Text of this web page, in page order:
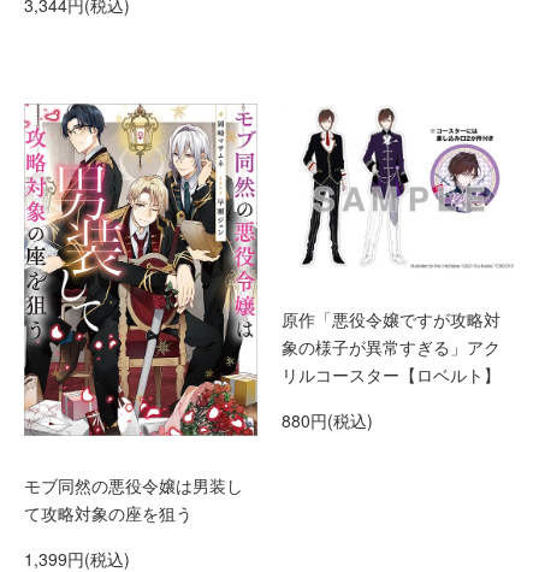
モブ同然の悪役令嬢は男装し
て攻略対象の座を狙う
1,399円(税込)
原作「悪役令嬢ですが攻略対
象の様子が異常すぎる」アク
リルコースター【ロベルト】
880円(税込)